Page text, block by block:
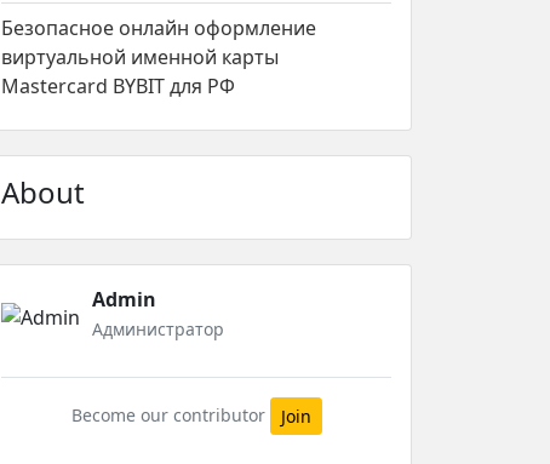
Безопасное онлайн оформление
виртуальной именной карты
Mastercard BYBIT для РФ
About
Admin
Администратор
Become our contributor Join